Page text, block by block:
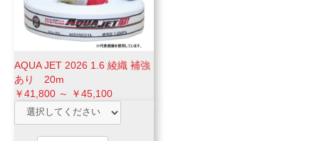
AQUA JET 2026 1.6 綾織 補強
あり 20m
￥41,800 ～ ￥45,100